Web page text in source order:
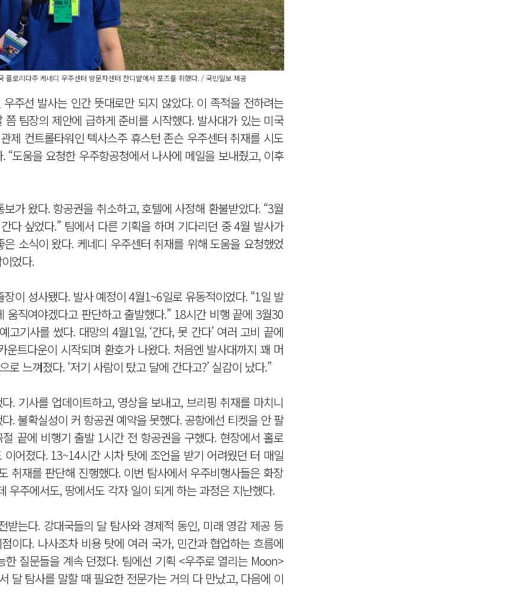
플로리다주 케네디 우주센터 방문자센터 잔디밭에서 포즈를 취했다. /국민일보 제공
주선 발사는 인간 뜻대로만 되지 않았다. 이 족적을 전하려는
팀장의 제안에 급하게 준비를 시작했다. 발사대가 있는 미국
제 컨트롤타워인 텍사스주 휴스턴 존슨 우주센터 취재를 시도
도움을 요청한 우주항공청에서 나사에 메일을 보내줬고, 이후
가 왔다. 항공권을 취소하고, 호텔에 사정해 환불받았다. “3월
다 싶었다.” 팀에서 다른 기획을 하며 기다리던 중 4월 발사가
소식이 왔다. 케네디 우주센터 취재를 위해 도움을 요청했었
었다.
이 성사됐다. 발사 예정이 4월1~6일로 유동적이었다. “1일 발
직여야겠다고 판단하고 출발했다.” 18시간 비행 끝에 3월30
기사를 썼다. 대망의 4월1일, ‘간다, 못 간다’ 여러 고비 끝에
트다운이 시작되며 환호가 나왔다. 처음엔 발사대까지 꽤 머
느껴졌다. ‘저기 사람이 탔고 달에 간다고?’ 실감이 났다.”
. 기사를 업데이트하고, 영상을 보내고, 브리핑 취재를 마치니
. 불확실성이 커 항공권 예약을 못했다. 공항에선 티켓을 안 팔
끝에 비행기 출발 1시간 전 항공권을 구했다. 현장에서 홀로
어졌다. 13~14시간 시차 탓에 조언을 받기 어려웠던 터 매일
취재를 판단해 진행했다. 이번 탐사에서 우주비행사들은 화장
우주에서도, 땅에서도 각자 일이 되게 하는 과정은 지난했다.
받는다. 강대국들의 달 탐사와 경제적 동인, 미래 영감 제공 등
이다. 나사조차 비용 탓에 여러 국가, 민간과 협업하는 흐름에
한 질문들을 계속 던졌다. 팀에선 기획 <우주로 열리는 Moon>
달 탐사를 말할 때 필요한 전문가는 거의 다 만났고, 다음에 이